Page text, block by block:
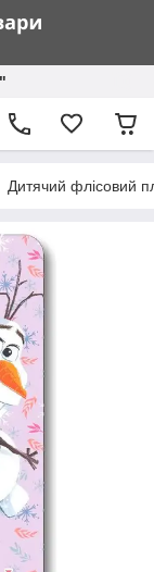
Дитячий флісовий